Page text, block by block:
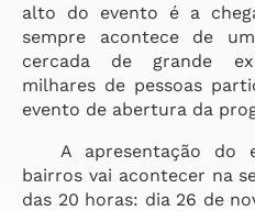
alto do evento é a
sempre acontece de
cercada de grande
milhares de pessoas
evento de abertura da
A apresentação do
bairros vai acontecer na
das 20 horas: dia 26 de